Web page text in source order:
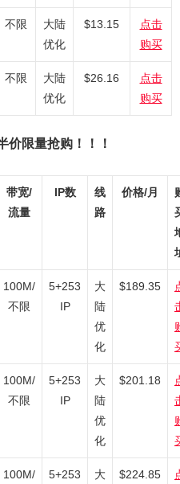
不限
大陆
优化
$13.15
点击
购买
不限
大陆
优化
$26.16
点击
购买
价限量抢购！！！
带宽/
流量
IP数
线
路
价格/月
100M/
不限
5+253
IP
大
陆
优
化
$189.35
100M/
不限
5+253
IP
大
陆
优
化
$201.18
100M/
5+253
大
$224.85